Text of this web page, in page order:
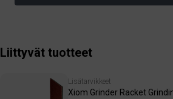
Liittyvät tuotteet
Lisätarvikkeet
Xiom Grinder Racket